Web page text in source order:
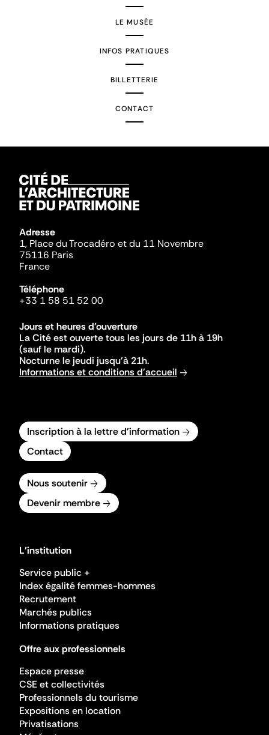
LE MUSÉE
INFOS PRATIQUES
BILLETTERIE
CONTACT
Adresse
1, Place du Trocadéro et du 11 Novembre
75116 Paris
France
Téléphone
+33 1 58 51 52 00
Jours et heures d'ouverture
La Cité est ouverte tous les jours de 11h à 19h
(sauf le mardi).
Nocturne le jeudi jusqu'à 21h.
Informations et conditions d'accueil
Inscription à la lettre d'information
Contact
Nous soutenir
Devenir membre
L'institution
Service public +
Index égalité femmes-hommes
Recrutement
Marchés publics
Informations pratiques
Offre aux professionnels
Espace presse
CSE et collectivités
Professionnels du tourisme
Expositions en location
Privatisations